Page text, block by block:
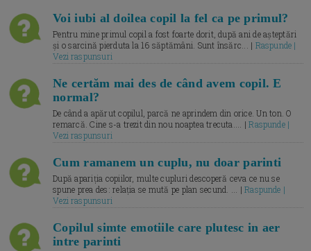
Voi iubi al doilea copil la fel ca pe primul?
Pentru mine primul copil a fost foarte dorit, după ani de așteptări
și o sarcină pierduta la 16 săptămâni. Sunt însărc... | Raspunde |
Vezi raspunsuri
Ne certăm mai des de când avem copil. E
normal?
De când a apărut copilul, parcă ne aprindem din orice. Un ton. O
remarcă. Cine s-a trezit din nou noaptea trecuta.... |Raspunde |
Vezi raspunsuri
Cum ramanem un cuplu, nu doar parinti
După apariția copiilor, multe cupluri descoperă ceva ce nu se
spune prea des: relația se mută pe plan secund. ... |Raspunde |
Vezi raspunsuri
Copilul simte emotiile care plutesc in aer
intre parinti